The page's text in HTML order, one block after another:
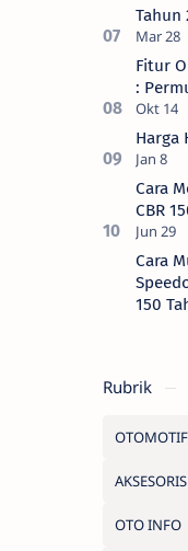
Tahun
Fitur
:
Harga
Cara
CBR
Cara
150
Rubrik
OTOMOTIF
AKSESORIS
OTO INFO